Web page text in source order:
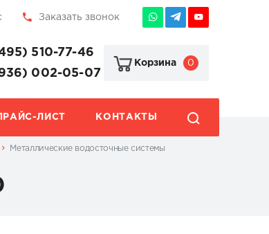
Заказать звонок
510-77-46
002-05-07
Корзина 0
ЛИСТ КОНТАКТЫ
Металлические водосточные системы